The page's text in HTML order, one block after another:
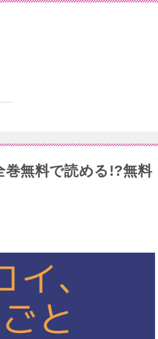
巻無料で読める!?無料